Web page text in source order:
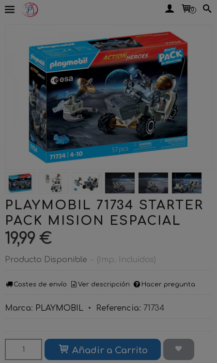
0
PLAYMOBIL 71734 STARTER
PACK MISION ESPACIAL
19,99 €
Producto Disponible - (Imp. Incluidos)
Costes de envío Ver descripción Hacer pregunta
Marca: PLAYMOBIL • Referencia: 71734
Añadir a Carrito